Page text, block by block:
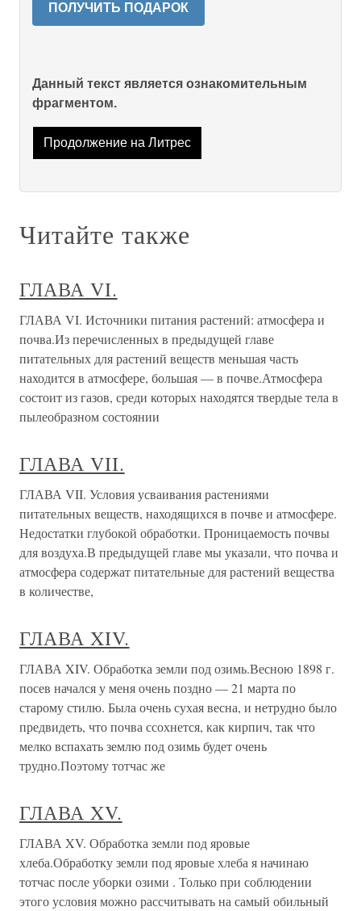
ПОЛУЧИТЬ ПОДАРОК
Данный текст является ознакомительным
фрагментом.
Продолжение на Литрес
Читайте также
ГЛАВА VI.
ГЛАВА VI. Источники питания растений: атмосфера и
почва.Из перечисленных в предыдущей главе
питательных для растений веществ меньшая часть
находится в атмосфере, большая — в почве.Атмосфера
состоит из газов, среди которых находятся твердые тела в
пылеобразном состоянии
ГЛАВА VII.
ГЛАВА VII. Условия усваивания растениями
питательных веществ, находящихся в почве и атмосфере.
Недостатки глубокой обработки. Проницаемость почвы
для воздуха.В предыдущей главе мы указали, что почва и
атмосфера содержат питательные для растений вещества
в количестве,
ГЛАВА XIV.
ГЛАВА XIV. Обработка земли под озимь.Весною 1898 г.
посев начался у меня очень поздно — 21 марта по
старому стилю. Была очень сухая весна, и нетрудно было
предвидеть, что почва ссохнется, как кирпич, так что
мелко вспахать землю под озимь будет очень
трудно.Поэтому тотчас же
ГЛАВА XV.
ГЛАВА XV. Обработка земли под яровые
хлеба.Обработку земли под яровые хлеба я начинаю
тотчас после уборки озими . Только при соблюдении
этого условия можно рассчитывать на самый обильный